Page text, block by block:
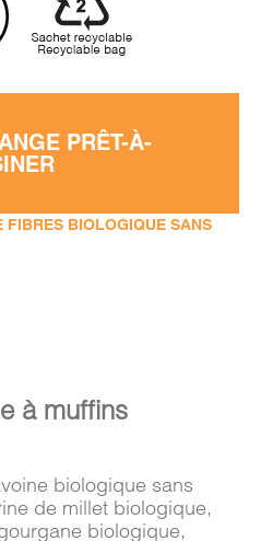
PRÊT-À-
FIBRES BIOLOGIQUE SANS
à muffins
biologique sans
de millet biologique,
biologique,